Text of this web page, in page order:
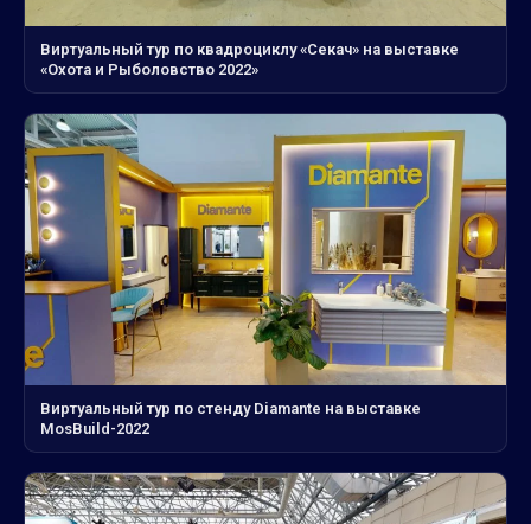
Виртуальный тур по квадроциклу «Секач» на выставке
«Охота и Рыболовство 2022»
Виртуальный тур по стенду Diamante на выставке
MosBuild-2022